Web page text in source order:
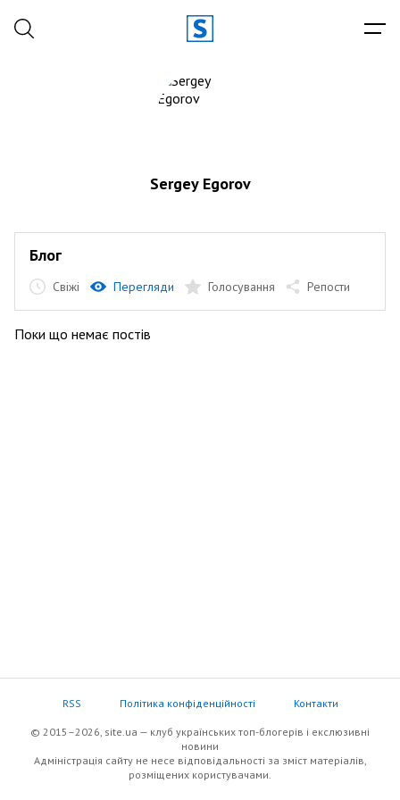
Sergey Egorov
Блог
Свіжі Перегляди Голосування Репости
Поки що немає постів
RSS Політика конфіденційності Контакти
© 2015–2026, site.ua — клуб українських топ-блогерів i екслюзивнi
новини
Адміністрація сайту не несе відповідальності за зміст матеріалів,
розміщених користувачами.